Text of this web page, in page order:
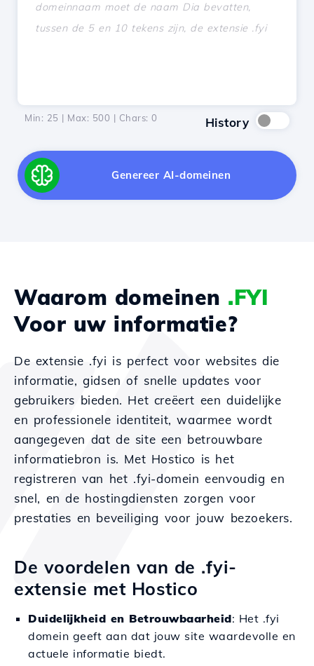
Min: 25 | Max: 500 | Chars: 0 History
Genereer AI-domeinen
Waarom domeinen .FYI
Voor uw informatie?
De extensie .fyi is perfect voor websites die
informatie, gidsen of snelle updates voor
gebruikers bieden. Het creëert een duidelijke
en professionele identiteit, waarmee wordt
aangegeven dat de site een betrouwbare
informatiebron is. Met Hostico is het
registreren van het .fyi-domein eenvoudig en
snel, en de hostingdiensten zorgen voor
prestaties en beveiliging voor jouw bezoekers.
De voordelen van de .fyi-
extensie met Hostico
Duidelijkheid en Betrouwbaarheid: Het .fyi
domein geeft aan dat jouw site waardevolle en
actuele informatie biedt.